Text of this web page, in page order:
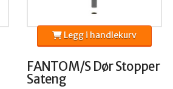
FANTOM/S Dør Stopper
Sateng
Legg i handlekurv